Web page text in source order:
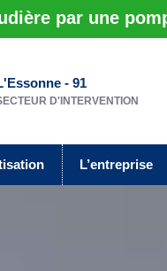
par une
- 91
D'INTERVENTION
L’entreprise